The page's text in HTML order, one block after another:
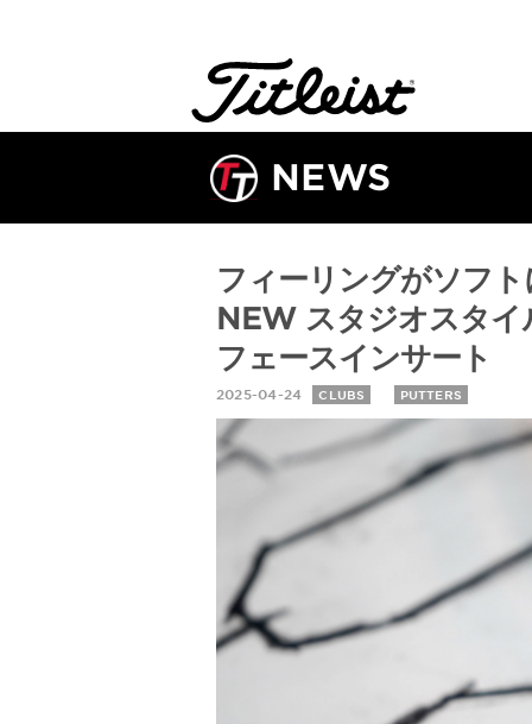
NEWS
フィーリングがソフ
NEW スタジオスタイ
フェースインサート
2025-04-24 CLUBS PUTTERS